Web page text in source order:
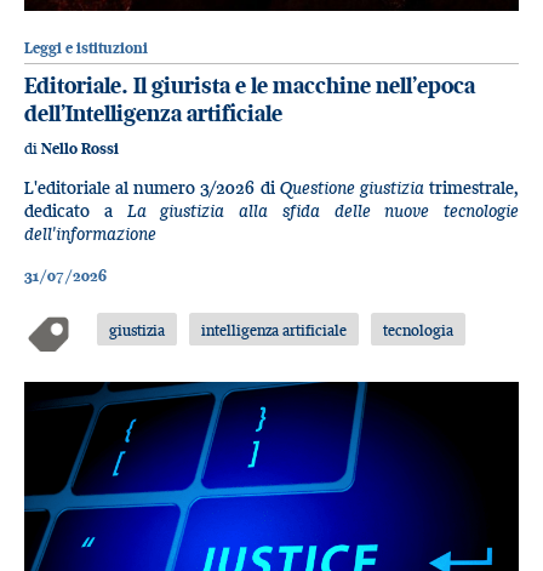
Leggi e istituzioni
Editoriale. Il giurista e le macchine nell’epoca
dell’Intelligenza artificiale
di Nello Rossi
L'editoriale al numero 3/2026 di Questione giustiziatrimestrale,
dedicato a La giustizia alla sfida delle nuove tecnologie
dell'informazione
31/07/2026
giustizia intelligenza artificiale tecnologia